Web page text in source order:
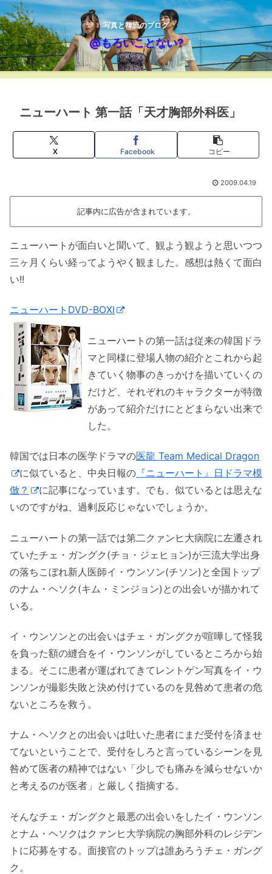
写真と韓流のブログ
@もろいことない?
ニューハート 第一話「天才胸部外科医」
X Facebook コピー
2009.04.19
記事内に広告が含まれています。
ニューハートが面白いと聞いて、観よう観ようと思いつつ
三ヶ月くらい経ってようやく観ました。感想は熱くて面白
い!!
ニューハートDVD-BOXI
ニューハートの第一話は従来の韓国ドラ
マと同様に登場人物の紹介とこれから起
きていく物事のきっかけを描いていくの
だけど、それぞれのキャラクターが特徴
があって紹介だけにとどまらない出来で
した。
韓国では日本の医学ドラマの医龍 Team Medical Dragon
に似ていると、中央日報の 『ニューハート』日ドラマ模
倣？
に記事になっています。でも、似ているとは思えな
いのですがね、過剰反応じゃないでしょうか。
ニューハートの第一話では第二クァンヒ大病院に左遷され
ていたチェ・ガングク(チョ・ジェヒョン)が三流大学出身
の落ちこぼれ新人医師イ・ウンソン(チソン)と全国トップ
のナム・ヘソク(キム・ミンジョン)との出会いが描かれて
いる。
イ・ウンソンとの出会いはチェ・ガングクが喧嘩して怪我
を負った額の縫合をイ・ウンソンがしているところから始
まる。そこに患者が運ばれてきてレントゲン写真をイ・ウ
ンソンが撮影失敗と決め付けているのを見咎めて患者の危
ないところを救う。
ナム・ヘソクとの出会いは吐いた患者にまだ受付を済ませ
てないということで、受付をしろと言っているシーンを見
咎めて医者の精神ではない「少しでも痛みを減らせないか
と考えるのが医者」と厳しく指摘する。
そんなチェ・ガングクと最悪の出会いをしたイ・ウンソン
とナム・ヘソクはクァンヒ大学病院の胸部外科のレジデン
トに応募をする。面接官のトップは誰あろうチェ・ガング
ク。